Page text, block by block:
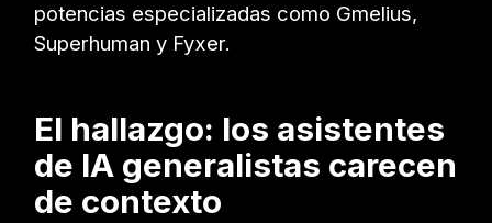
potencias especializadas como Gmelius,
Superhuman y Fyxer.
El hallazgo: los asistentes
de IA generalistas carecen
de contexto